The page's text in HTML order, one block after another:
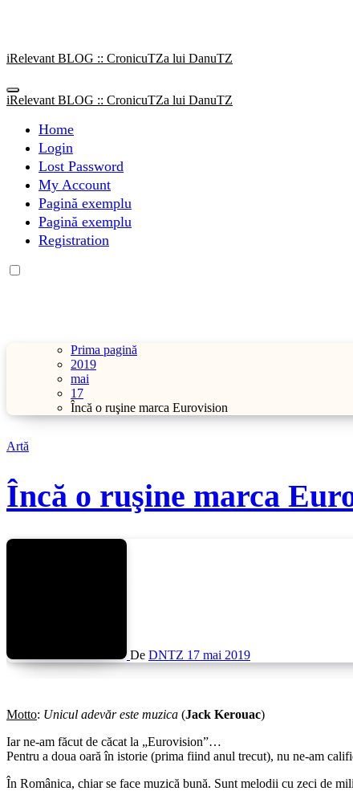
iRelevant BLOG :: CronicuTZa lui DanuTZ
iRelevant BLOG :: CronicuTZa lui DanuTZ
Home
Login
Lost Password
My Account
Pagină exemplu
Pagină exemplu
Registration
Prima pagină
2019
mai
17
Încă o ruşine marca Eurovision
Artă
Încă o ruşine marca
De DNTZ 17 mai 2019
Motto: Unicul adevăr este muzica (Jack Kerouac)
Iar ne-am făcut de căcat la „Eurovision”…
Pentru a doua oară în istorie (prima fiind anul trecut), nu ne-am
În Românica, chiar se face muzică bună. Sunt melodii cu zeci de